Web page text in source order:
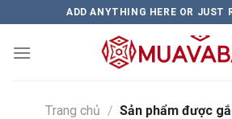
to
content
ADD ANYTHING HERE OR JUST
Trang chủ / Sản phẩm được